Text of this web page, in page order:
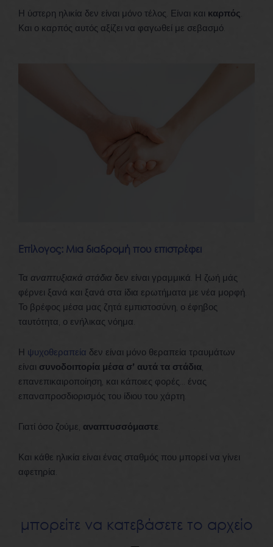
Η ύστερη ηλικία δεν είναι μόνο τέλος. Είναι και καρπός
Και ο καρπός αυτός αξίζει να φαγωθεί με σεβασμό.
Επίλογος: Μια διαδρομή που επιστρέφει
Τα αναπτυξιακά στάδια δεν είναι γραμμικά. Η ζωή μάς
φέρνει ξανά και ξανά στα ίδια ερωτήματα με νέα μορφή.
Το βρέφος μέσα μας ζητά εμπιστοσύνη, ο έφηβος
ταυτότητα, ο ενήλικας νόημα.
Η ψυχοθεραπεία δεν είναι μόνο θεραπεία τραυμάτων
είναι συνοδοιπορία μέσα σ’ αυτά τα στάδια,
επανεπικαιροποίηση, και κάποιες φορές… ένας
επαναπροσδιορισμός του ίδιου του χάρτη.
Γιατί όσο ζούμε, αναπτυσσόμαστε.
Και κάθε ηλικία είναι ένας σταθμός που μπορεί να γίνει
αφετηρία.
μπορείτε να κατεβάσετε το αρχείο